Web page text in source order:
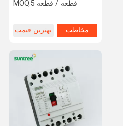
قطع کننده مدار AC
کابینت توزیع برق
جعبه dcc combiner
جعبه محفظه مدار شکن
سوئیچ AC MCB
MOQ: 5 قطعه / قطعه
بهترین قیمت مخاطب